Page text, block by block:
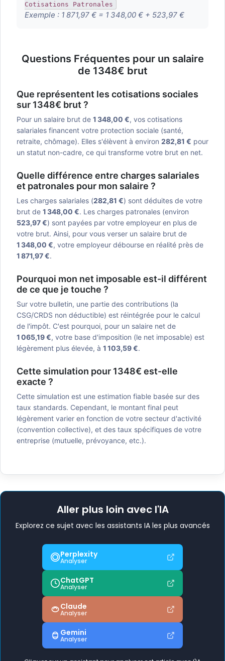
Cotisations Patronales
Exemple : 1 871,97 € = 1 348,00 € + 523,97 €
Questions Fréquentes pour un salaire
de 1348€ brut
Que représentent les cotisations sociales
sur 1348€ brut ?
Pour un salaire brut de 1 348,00 €, vos cotisations
salariales financent votre protection sociale (santé,
retraite, chômage). Elles s'élèvent à environ 282,81 € pour
un statut non-cadre, ce qui transforme votre brut en net.
Quelle différence entre charges salariales
et patronales pour mon salaire ?
Les charges salariales (282,81 €) sont déduites de votre
brut de 1 348,00 €. Les charges patronales (environ
523,97 €) sont payées par votre employeur en plus de
votre brut. Ainsi, pour vous verser un salaire brut de
1 348,00 €, votre employeur débourse en réalité près de
1 871,97 €.
Pourquoi mon net imposable est-il différent
de ce que je touche ?
Sur votre bulletin, une partie des contributions (la
CSG/CRDS non déductible) est réintégrée pour le calcul
de l'impôt. C'est pourquoi, pour un salaire net de
1 065,19 €, votre base d'imposition (le net imposable) est
légèrement plus élevée, à 1 103,59 €.
Cette simulation pour 1348€ est-elle
exacte ?
Cette simulation est une estimation fiable basée sur des
taux standards. Cependant, le montant final peut
légèrement varier en fonction de votre secteur d'activité
(convention collective), et des taux spécifiques de votre
entreprise (mutuelle, prévoyance, etc.).
Aller plus loin avec l'IA
Explorez ce sujet avec les assistants IA les plus avancés
Perplexity
Analyser
ChatGPT
Analyser
Claude
Analyser
Gemini
Analyser